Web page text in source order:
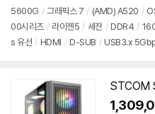
견
점
리
뷰
5600G / 그래픽스 7 / (AMD) A520 /
00시리즈 / 라이젠5 / 세잔 / DDR4 /
s 유선 / HDMI / D-SUB / USB3.x
STCOM